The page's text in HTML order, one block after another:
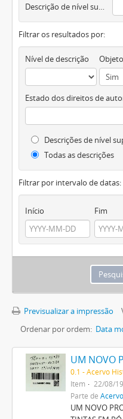
Descrição de nível superior
Filtrar os resultados por:
Nível de descrição
Estado dos direitos de
Descrições de nível
Todas as descrições
Filtrar por intervalo de datas:
Início Fim
Previsualizar a impressão
Ordenar por ordem: Data
0.1 - Acervo
Item
22/08/
Parte de
UM NOVO